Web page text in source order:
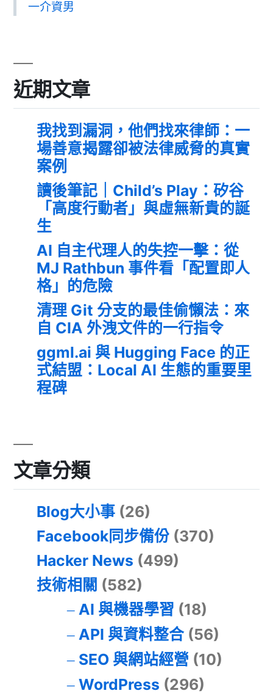
一介資男
近期文章
我找到漏洞，他們找來律師：一
場善意揭露卻被法律威脅的真實
案例
讀後筆記｜Child’s Play：矽谷
「高度行動者」與虛無新貴的誕
生
AI 自主代理人的失控一擊：從
MJ Rathbun 事件看「配置即人
格」的危險
清理 Git 分支的最佳偷懶法：來
自 CIA 外洩文件的一行指令
ggml.ai 與 Hugging Face 的正
式結盟：Local AI 生態的重要里
程碑
文章分類
Blog大小事 (26)
Facebook同步備份 (370)
Hacker News (499)
技術相關 (582)
AI 與機器學習 (18)
API 與資料整合(56)
SEO 與網站經營 (10)
WordPress (296)